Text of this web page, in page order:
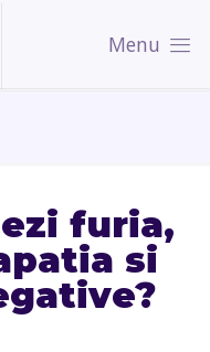
Menu
furia,
si